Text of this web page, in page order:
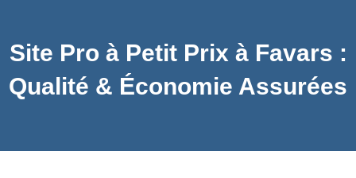
Site Pro à Petit Prix à Favars :
Qualité & Économie Assurées